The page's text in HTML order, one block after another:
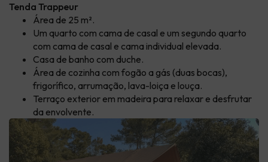
Tenda Trappeur
Área de 25 m².
Um quarto com cama de casal e um segundo quarto
com cama de casal e cama individual elevada.
Casa de banho com duche.
Área de cozinha com fogão a gás (duas bocas),
frigorífico, arrumação, lava-loiça e louça.
Terraço exterior em madeira para relaxar e desfrutar
da envolvente.